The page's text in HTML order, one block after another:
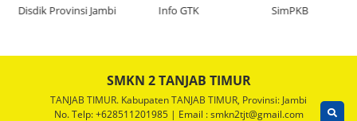
Disdik Provinsi Jambi Info GTK SimPKB
SMKN 2 TANJAB TIMUR
TANJAB TIMUR. Kabupaten TANJAB TIMUR, Provinsi: Jambi
No. Telp: +628511201985 | Email : smkn2tjt@gmail.com